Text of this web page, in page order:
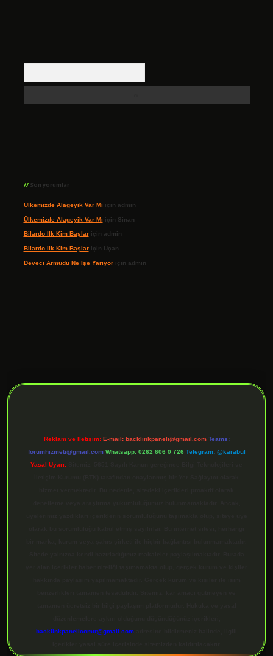
Son yorumlar
Ülkemizde Alageyik Var Mı için admin
Ülkemizde Alageyik Var Mı için Sinan
Bilardo Ilk Kim Başlariçin admin
Bilardo Ilk Kim Başlariçin Uçan
Deveci Armudu Ne Işe Yarıyoriçin admin
Reklam ve İletişim: E-mail: backlinkpaneli@gmail.com Teams:
forumhizmeti@gmail.com Whatsapp: 0262 606 0 726 Telegram: @karabul
Yasal Uyarı:
backlinkpanelicomtr@gmail.com